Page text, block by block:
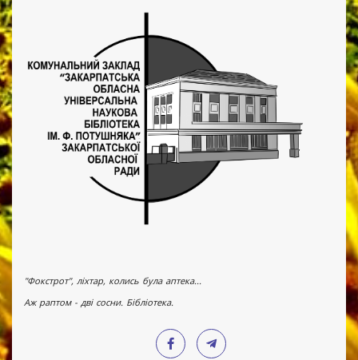
"Фокстрот", ліхтар, колись була аптека...
Аж раптом - дві сосни. Бібліотека.